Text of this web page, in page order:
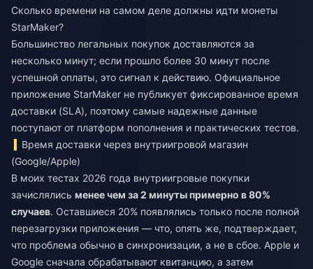
Сколько времени на самом деле должны идти монеты
StarMaker?
Большинство легальных покупок доставляются за
несколько минут; если прошло более 30 минут после
успешной оплаты, это сигнал к действию. Официальное
приложение StarMaker не публикует фиксированное время
доставки (SLA), поэтому самые надежные данные
поступают от платформ пополнения и практических тестов.
Время доставки через внутриигровой магазин
(Google/Apple)
В моих тестах 2026 года внутриигровые покупки
зачислялись менее чем за 2 минуты примерно в 80%
случаев. Оставшиеся 20% появлялись только после полной
перезагрузки приложения — что, опять же, подтверждает,
что проблема обычно в синхронизации, а не в сбое. Apple и
Google сначала обрабатывают квитанцию, а затем